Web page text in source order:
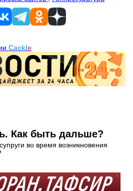
Cackle
Как быть дальше?
во время возникновения